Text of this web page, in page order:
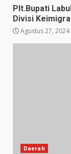
Plt.Bupati
Divisi
Agustus 27, 2024
Daerah